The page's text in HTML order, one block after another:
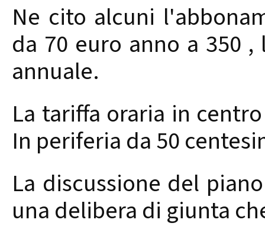
Ne cito alcuni
da 70 euro anno a 350
annuale.
La tariffa oraria in
In periferia da 50
La discussione del
una delibera di giunta